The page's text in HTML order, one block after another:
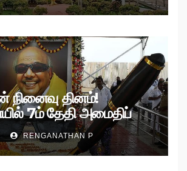
நினைவு தினம்!
7ம் தேதி அமைதிப்
RENGANATHAN P